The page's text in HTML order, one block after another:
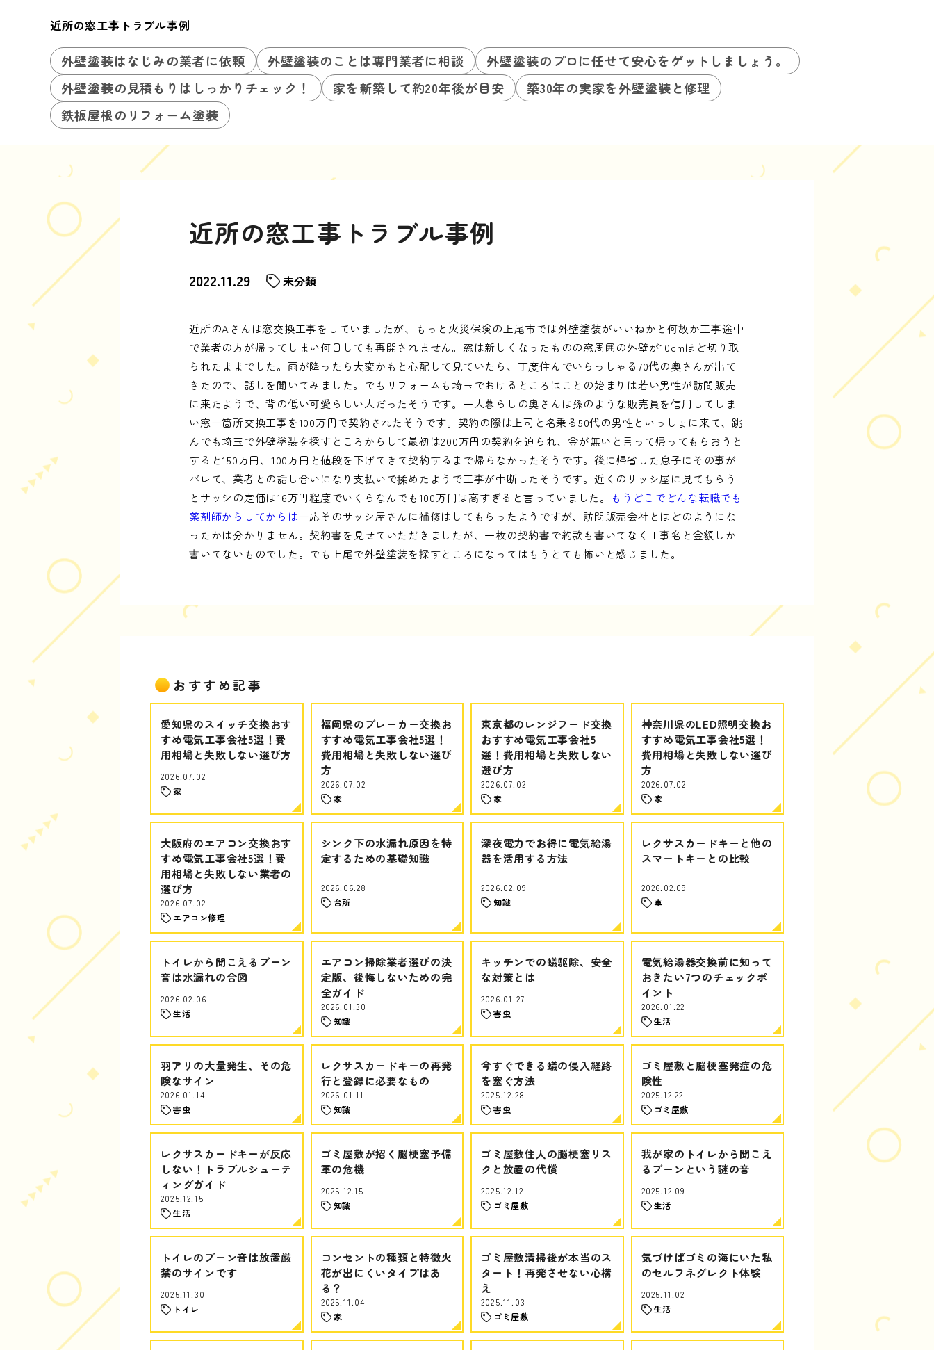
近所の窓工事トラブル事例
外壁塗装はなじみの業者に依頼 外壁塗装のことは専門業者に相談
外壁塗装のプロに任せて安心をゲットしましょう。
外壁塗装の見積もりはしっかりチェック！
家を新築して約20年後が目安
築30年の実家を外壁塗装と修理
鉄板屋根のリフォーム塗装
近所の窓工事トラブル事例
2022.11.29 未分類
近所のAさんは窓交換工事をしていましたが、もっと火災保険の上尾市では外壁塗装がいいねかと何故か工事途中
で業者の方が帰ってしまい何日しても再開されません。窓は新しくなったものの窓周囲の外壁が10cmほど切り取
られたままでした。雨が降ったら大変かもと心配して見ていたら、丁度住んでいらっしゃる70代の奥さんが出て
きたので、話しを聞いてみました。でもリフォームも埼玉でおけるところはことの始まりは若い男性が訪問販売
に来たようで、背の低い可愛らしい人だったそうです。一人暮らしの奥さんは孫のような販売員を信用してしま
い窓一箇所交換工事を100万円で契約されたそうです。契約の際は上司と名乗る50代の男性といっしょに来て、跳
んでも埼玉で外壁塗装を探すところからして最初は200万円の契約を迫られ、金が無いと言って帰ってもらおうと
すると150万円、100万円と値段を下げてきて契約するまで帰らなかったそうです。後に帰省した息子にその事が
バレて、業者との話し合いになり支払いで揉めたようで工事が中断したそうです。近くのサッシ屋に見てもらう
とサッシの定価は16万円程度でいくらなんでも100万円は高すぎると言っていました。
もうどこでどんな転職でも
薬剤師からしてからは一応そのサッシ屋さんに補修はしてもらったようですが、訪問販売会社とはどのようにな
ったかは分かりません。契約書を見せていただきましたが、一枚の契約書で約款も書いてなく工事名と金額しか
書いてないものでした。でも上尾で外壁塗装を探すところになってはもうとても怖いと感じました。
おすすめ記事
愛知県のスイッチ交換おす
すめ電気工事会社5選！費
用相場と失敗しない選び方
2026.07.02
家
福岡県のブレーカー交換お
すすめ電気工事会社5選！
費用相場と失敗しない選び
方
2026.07.02
家
東京都のレンジフード交換
おすすめ電気工事会社5
選！費用相場と失敗しない
選び方
2026.07.02
家
神奈川県のLED照明交換お
すすめ電気工事会社5選！
費用相場と失敗しない選び
方
2026.07.02
家
大阪府のエアコン交換おす
すめ電気工事会社5選！費
用相場と失敗しない業者の
選び方
2026.07.02
エアコン修理
シンク下の水漏れ原因を特
定するための基礎知識
2026.06.28
台所
深夜電力でお得に電気給湯
器を活用する方法
2026.02.09
知識
レクサスカードキーと他の
スマートキーとの比較
2026.02.09
車
トイレから聞こえるブーン
音は水漏れの合図
2026.02.06
生活
エアコン掃除業者選びの決
定版、後悔しないための完
全ガイド
2026.01.30
知識
キッチンでの蟻駆除、安全
な対策とは
2026.01.27
害虫
電気給湯器交換前に知って
おきたい7つのチェックポ
イント
2026.01.22
生活
羽アリの大量発生、その危
険なサイン
2026.01.14
害虫
レクサスカードキーの再発
行と登録に必要なもの
2026.01.11
知識
今すぐできる蟻の侵入経路
を塞ぐ方法
2025.12.28
害虫
ゴミ屋敷と脳梗塞発症の危
険性
2025.12.22
ゴミ屋敷
レクサスカードキーが反応
しない！トラブルシューテ
ィングガイド
2025.12.15
生活
ゴミ屋敷が招く脳梗塞予備
軍の危機
2025.12.15
知識
ゴミ屋敷住人の脳梗塞リス
クと放置の代償
2025.12.12
ゴミ屋敷
我が家のトイレから聞こえ
るブーンという謎の音
2025.12.09
生活
トイレのブーン音は放置厳
禁のサインです
2025.11.30
トイレ
コンセントの種類と特徴火
花が出にくいタイプはあ
る？
2025.11.04
家
ゴミ屋敷清掃後が本当のス
タート！再発させない心構
え
2025.11.03
ゴミ屋敷
気づけばゴミの海にいた私
のセルフネグレクト体験
2025.11.02
生活